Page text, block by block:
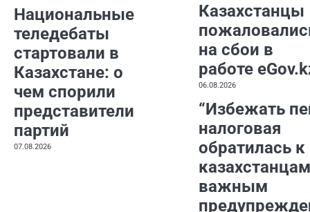
Национальные
теледебаты
стартовали в
Казахстане: о
чем спорили
представители
партий
07.08.2026
Казахстанцы
на сбои в
работе
06.08.2026
“Избежать
налоговая
обратилась к
важным